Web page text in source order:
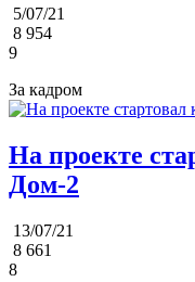
5/07/21
8 954
9
За кадром
На проекте
Дом-2
13/07/21
8 661
8